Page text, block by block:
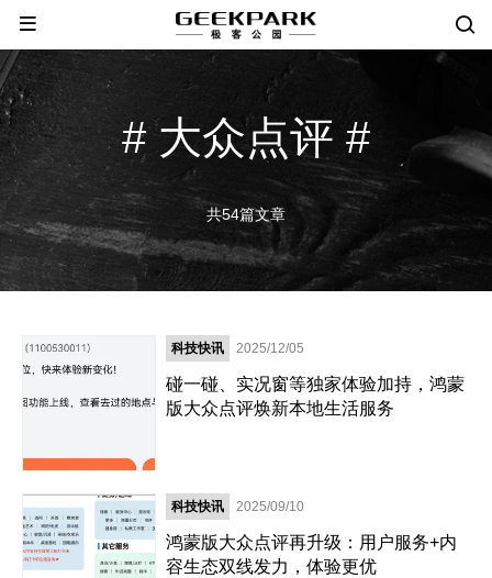
# 大众点评 #
共54篇文章
科技快讯 2025/12/05
碰一碰、实况窗等独家体验加持，鸿蒙
版大众点评焕新本地生活服务
科技快讯 2025/09/10
鸿蒙版大众点评再升级：用户服务+内
容生态双线发力，体验更优